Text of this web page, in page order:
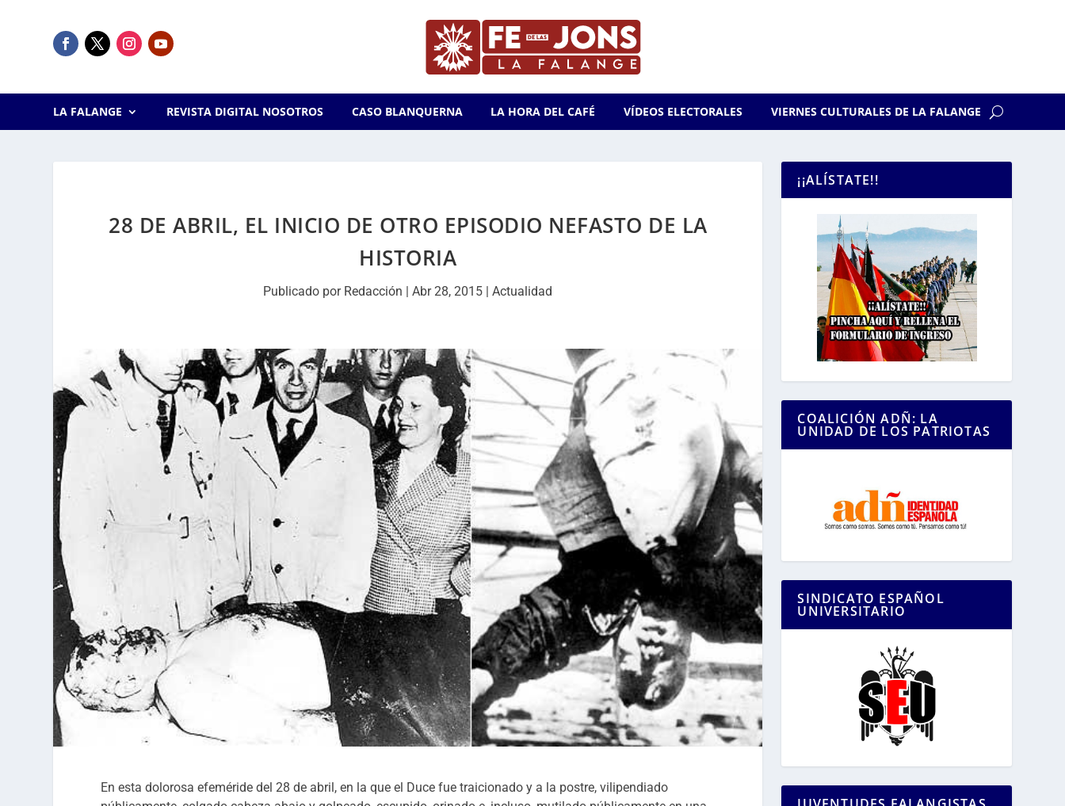
LA FALANGE REVISTA DIGITAL NOSOTROS CASO BLANQUERNA LA HORA DEL CAFÉ VÍDEOS ELECTORALES VIERNES CULTURALES DE LA FALANGE
28 DE ABRIL, EL INICIO DE OTRO EPISODIO NEFASTO DE LA
HISTORIA
Publicado por Redacción |Abr 28, 2015 |Actualidad
En esta dolorosa efeméride del 28 de abril, en la que el Duce fue traicionado y a la postre, vilipendiado
¡¡ALÍSTATE!!
COALICIÓN ADÑ: LA
UNIDAD DE LOS PATRIOTAS
SINDICATO ESPAÑOL
UNIVERSITARIO